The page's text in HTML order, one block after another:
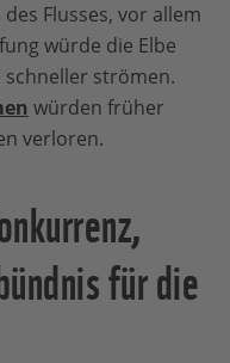
Flusses, vor allem
würde die Elbe
strömen.
würden früher
verloren.
für die